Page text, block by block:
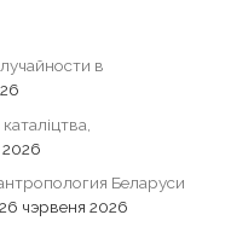
в
2026
Беларуси
26 чэрвеня 2026